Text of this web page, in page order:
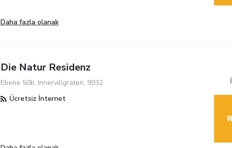
Daha fazla olanak
Die Natur Residenz
Ebene 50b, Innervillgraten, 9932
Ücretsiz İnternet